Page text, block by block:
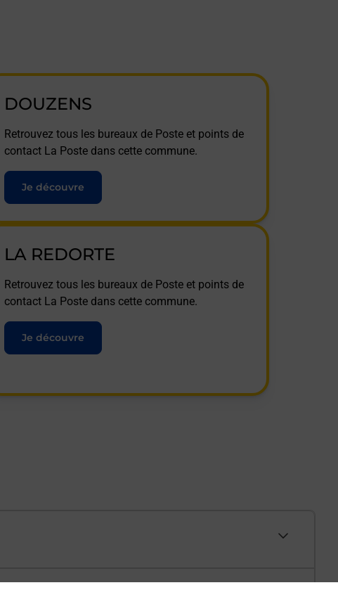
DOUZENS
Retrouvez tous les bureaux de Poste et points de
contact La Poste dans cette commune.
Je découvre
LA REDORTE
Retrouvez tous les bureaux de Poste et points de
contact La Poste dans cette commune.
Je découvre